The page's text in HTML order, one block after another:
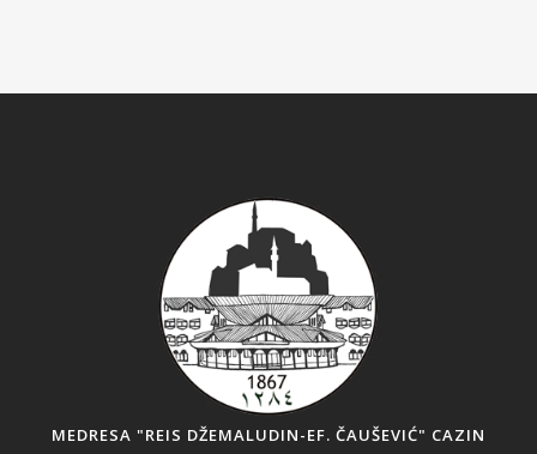
MEDRESA "REIS DŽEMALUDIN-EF. ČAUŠEVIĆ" CAZIN